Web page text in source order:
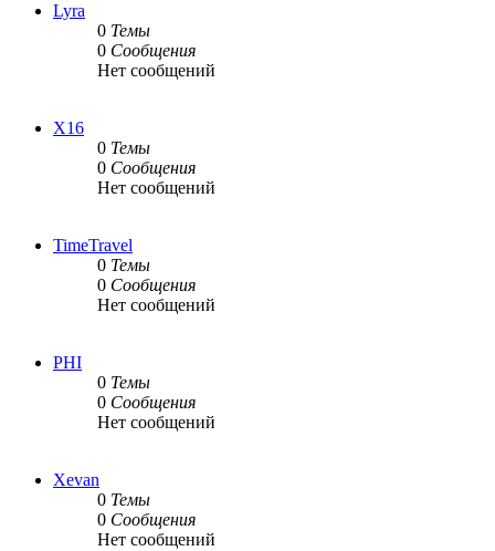
Lyra
0 Темы
0 Сообщения
Нет сообщений
X16
0 Темы
0 Сообщения
Нет сообщений
TimeTravel
0 Темы
0 Сообщения
Нет сообщений
PHI
0 Темы
0 Сообщения
Нет сообщений
Xevan
0 Темы
0 Сообщения
Нет сообщений